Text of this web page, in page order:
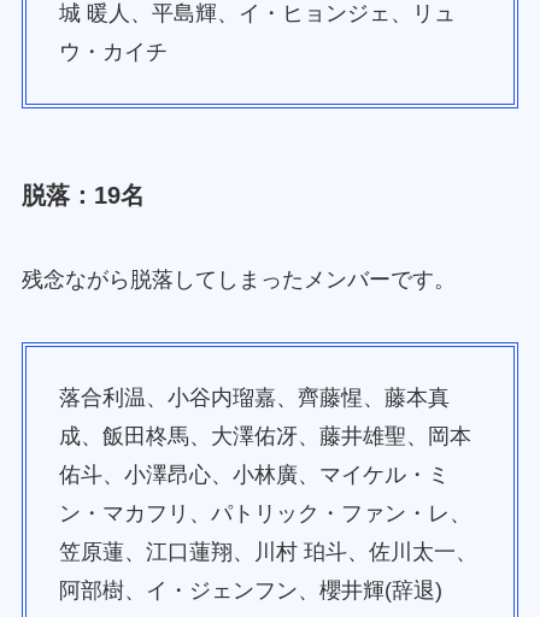
城 暖人、平島輝、イ・ヒョンジェ、リュ
ウ・カイチ
脱落：19名
残念ながら脱落してしまったメンバーです。
落合利温、小谷内瑠嘉、齊藤惺、藤本真
成、飯田柊馬、大澤佑冴、藤井雄聖、岡本
佑斗、小澤昂心、小林廣、マイケル・ミ
ン・マカフリ、パトリック・ファン・レ、
笠原蓮、江口蓮翔、川村 珀斗、佐川太一、
阿部樹、イ・ジェンフン、櫻井輝(辞退)